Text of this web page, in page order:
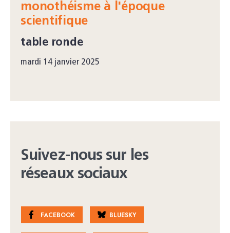
monothéisme à l'époque
scientifique
table ronde
mardi 14 janvier 2025
Suivez-nous sur les
réseaux sociaux
FACEBOOK BLUESKY